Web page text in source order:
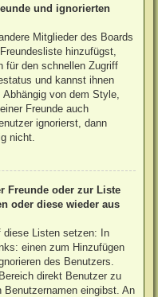
und ignorierten
Mitglieder des Boards
hinzufügst,
für den schnellen Zugriff
und kannst ihnen
von dem Style,
Freunde auch
ignorierst, dann
nicht.
Freunde oder zur Liste
oder diese wieder aus
diese Listen setzen: In
einen zum Hinzufügen
des Benutzers.
direkt Benutzer zu
Benutzernamen eingibst. An